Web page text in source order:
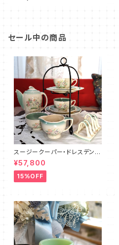
セール中の商品
スージークーパー・ドレスデンス
プレイ・ティーフォーツー・セット
PLUS（SCDR6001）
¥57,800
15%OFF